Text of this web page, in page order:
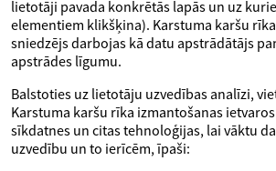
lietotāji pavada konkrētās lapās un uz
elementiem klikšķina). Karstuma karšu
sniedzējs darbojas kā datu apstrādātājs
apstrādes līgumu.
Balstoties uz lietotāju uzvedības analīzi,
Karstuma karšu rīka izmantošanas
sīkdatnes un citas tehnoloģijas, lai vāktu
uzvedību un to ierīcēm, īpaši: